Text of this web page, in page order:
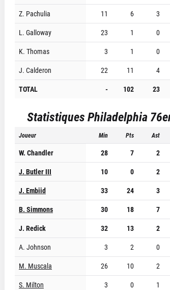
Z. Pachulia
11 6 3
L. Galloway
23 1 0
K. Thomas
3 1 0
J. Calderon
22 11 4
TOTAL
- 102 23
StatistiquesPhiladelphia
Joueur Min Pts Ast
W. Chandler 28 7 2
J. Butler III
10 0 2
J. Embiid
33 24 3
B. Simmons
30 18 7
J. Redick
32 13 2
A. Johnson
3 2 0
M. Muscala
26 10 2
S. Milton
3 0 1